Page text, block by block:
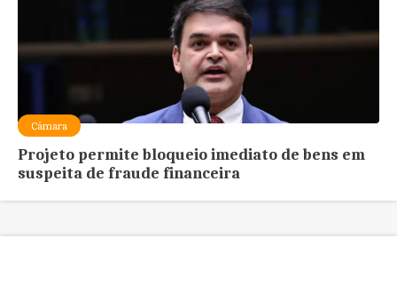
Câmara
Projeto permite bloqueio imediato de bens em
suspeita de fraude financeira